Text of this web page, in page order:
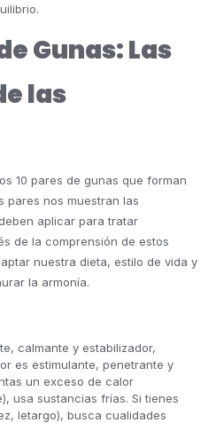
Gunas: Las
las
10 pares de gunas que forman
pares nos muestran las
aplicar para tratar
de la comprensión de estos
nuestra dieta, estilo de vida y
la armonía.
calmante y estabilizador,
es estimulante, penetrante y
un exceso de calor
usa sustancias frías. Si tienes
letargo), busca cualidades